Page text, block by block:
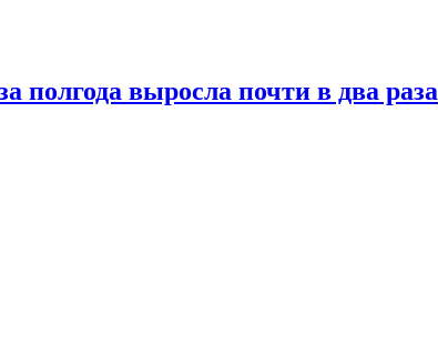
полгода выросла почти в два раза